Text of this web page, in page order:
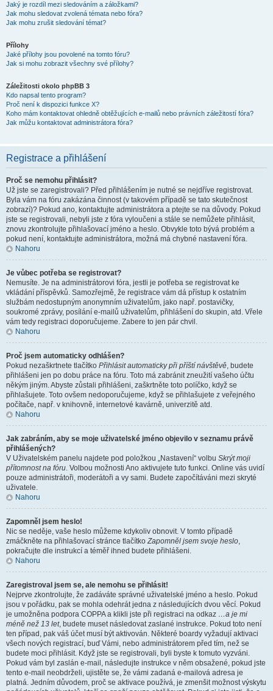
Jaký je rozdíl mezi sledováním a záložkami?
Jak mohu sledovat zvolená témata nebo fóra?
Jak mohu zrušit sledování témat?
Přílohy
Jaké přílohy jsou povolené na tomto fóru?
Jak si mohu zobrazit všechny své přílohy?
Záležitosti okolo phpBB 3
Kdo napsal tento program?
Proč není k dispozici funkce X?
Koho mám kontaktovat ohledně obtěžujících e-mailů nebo právních záležitostí fóra?
Jak můžu kontaktovat administrátora fóra?
Registrace a přihlášení
Proč se nemohu přihlásit?
Už jste se zaregistrovali? Před přihlášením je nutné se nejdříve registrovat.
Byla vám na fóru zakázána činnost (v takovém případě se tato skutečnost
zobrazí)? Pokud ano, kontaktujte administrátora a ptejte se na důvody. Pokud
jste se registrovali, nebyli jste z fóra vyloučeni a stále se nemůžete přihlásit,
znovu zkontrolujte přihlašovací jméno a heslo. Obvykle toto bývá problém a
pokud není, kontaktujte administrátora, možná má chybné nastavení fóra.
Nahoru
Je vůbec potřeba se registrovat?
Nemusíte. Je na administrátorovi fóra, jestli je potřeba se registrovat ke
vkládání příspěvků. Samozřejmě, že registrace vám dá přístup k ostatním
službám nedostupným anonymním uživatelům, jako např. postavičky,
soukromé zprávy, posílání e-mailů uživatelům, přihlášení do skupin, atd. Vřele
vám tedy registraci doporučujeme. Zabere to jen pár chvil.
Nahoru
Proč jsem automaticky odhlášen?
Pokud nezaškrtnete tlačítko Přihlásit automaticky při příští návštěvě, budete
přihlášeni jen po dobu práce na fóru. Toto má zabránit zneužití vašeho účtu
někým jiným. Abyste zůstali přihlášeni, zaškrtněte toto políčko, když se
přihlašujete. Toto ovšem nedoporučujeme, když se přihlašujete z veřejného
počítače, např. v knihovně, internetové kavárně, univerzitě atd.
Nahoru
Jak zabráním, aby se moje uživatelské jméno objevilo v seznamu právě
přihlášených?
V Uživatelském panelu najdete pod položkou „Nastavení“ volbu Skrýt moji
přítomnost na fóru. Volbou možnosti Ano aktivujete tuto funkci. Online vás uvidí
pouze administrátoři, moderátoři a vy sami. Budete započítáváni mezi skryté
uživatele.
Nahoru
Zapomněl jsem heslo!
Nic se neděje, vaše heslo můžeme kdykoliv obnovit. V tomto případě
zmáčkněte na přihlašovací stránce tlačítkoZapomněl jsem svoje heslo,
pokračujte dle instrukcí a téměř ihned budete přihlášeni.
Nahoru
Zaregistroval jsem se, ale nemohu se přihlásit!
Nejprve zkontrolujte, že zadáváte správné uživatelské jméno a heslo. Pokud
jsou v pořádku, pak se mohla odehrát jedna z následujících dvou věcí. Pokud
je umožněna podpora COPPA a klikli jste při registraci na odkaz …a je mi
méně než 13 let, budete muset následovat zaslané instrukce. Pokud toto není
ten případ, pak váš účet musí být aktivován. Některé boardy vyžadují aktivaci
všech nových registrací, buď Vámi, nebo administrátorem před tím, než se
budete moci přihlásit. Když jste se registrovali, byli byste k tomuto vyzváni.
Pokud vám byl zaslán e-mail, následujte instrukce v něm obsažené, pokud jste
tento e-mail neobdrželi, ujistěte se, že vámi zadaná e-mailová adresa je
platná. Jedním důvodem, proč se aktivace používá, je zmenšit možnost výskytu